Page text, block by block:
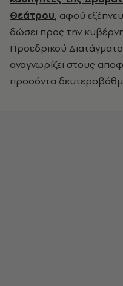
Θεάτρου, αφού
δώσει προς την
Προεδρικού
αναγνωρίζει στους
προσόντα